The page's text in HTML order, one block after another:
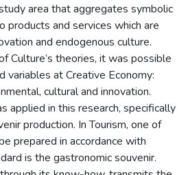
area that aggregates symbolic
products and services which are
and endogenous culture.
Culture’s theories, it was possible
at Creative Economy:
cultural and innovation.
applied in this research, specifically
production. In Tourism, one of
prepared in accordance with
is the gastronomic souvenir.